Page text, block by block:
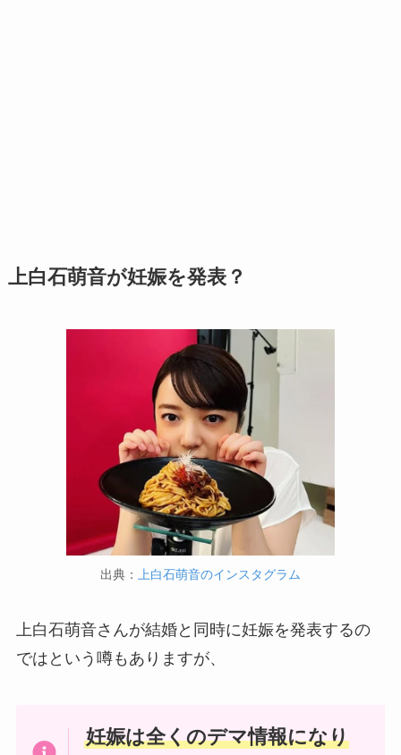
上白石萌音が妊娠を発表？
出典： 上白石萌音のインスタグラム
上白石萌音さんが結婚と同時に妊娠を発表するの
ではという噂もありますが、
妊娠は全くのデマ情報になり